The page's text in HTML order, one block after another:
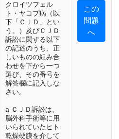
クロイツフェル
ト・ヤコブ病（以
下「ＣＪＤ」とい
う。）及びＣＪＤ
訴訟に関する以下
の記述のうち、正
しいものの組み合
わせを下から一つ
選び、その番号を
解答欄に記入しな
さい。
a ＣＪＤ訴訟は、
脳外科手術等に用
いられていたヒト
乾燥硬膜を介して
この
問題
へ